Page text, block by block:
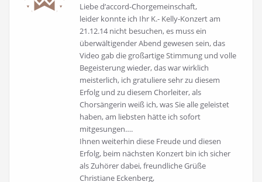
Liebe d’accord-Chorgemeinschaft,
leider konnte ich Ihr K.- Kelly-Konzert am
21.12.14 nicht besuchen, es muss ein
überwältigender Abend gewesen sein, das
Video gab die großartige Stimmung und volle
Begeisterung wieder, das war wirklich
meisterlich, ich gratuliere sehr zu diesem
Erfolg und zu diesem Chorleiter, als
Chorsängerin weiß ich, was Sie alle geleistet
haben, am liebsten hätte ich sofort
mitgesungen….
Ihnen weiterhin diese Freude und diesen
Erfolg, beim nächsten Konzert bin ich sicher
als Zuhörer dabei, freundliche Grüße
Christiane Eckenberg,